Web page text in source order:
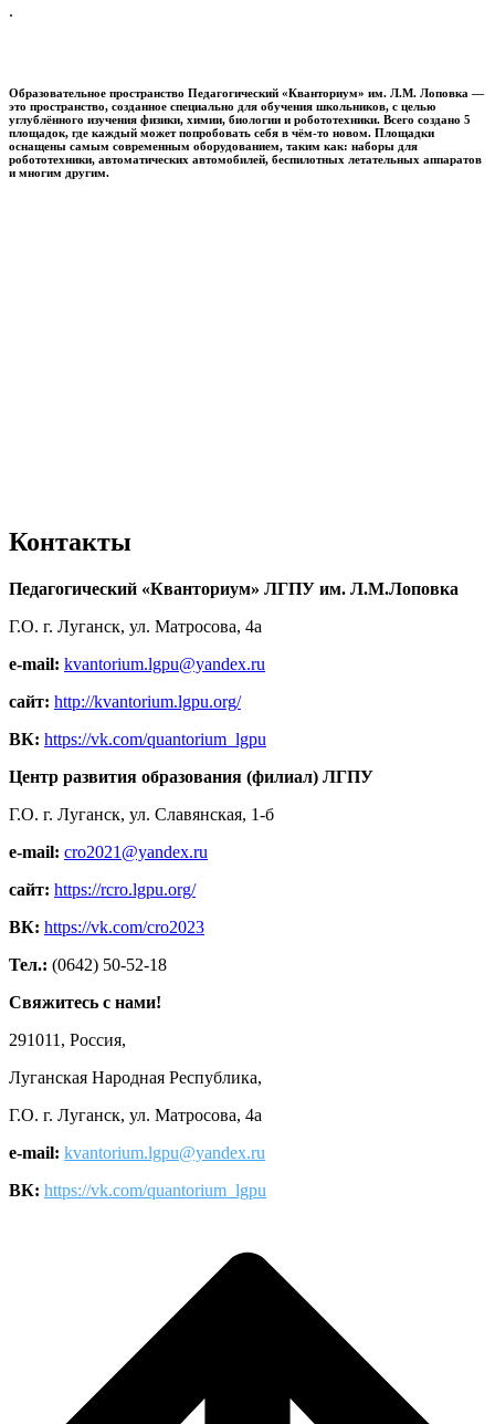
.
Образовательное пространство Педагогический «Кванториум» им. Л.М. Лоповка —
это пространство, созданное специально для обучения школьников, с целью
углублённого изучения физики, химии, биологии и робототехники. Всего создано 5
площадок, где каждый может попробовать себя в чём-то новом. Площадки
оснащены самым современным оборудованием, таким как: наборы для
робототехники, автоматических автомобилей, беспилотных летательных аппаратов
и многим другим.
Контакты
Педагогический «Кванториум» ЛГПУ им. Л.М.Лоповка
Г.О. г. Луганск, ул. Матросова, 4а
e-mail: kvantorium.lgpu@yandex.ru
сайт: http://kvantorium.lgpu.org/
ВК: https://vk.com/quantorium_lgpu
Центр развития образования (филиал) ЛГПУ
Г.О. г. Луганск, ул. Славянская, 1-б
e-mail: cro2021@yandex.ru
сайт: https://rcro.lgpu.org/
ВК: https://vk.com/cro2023
Тел.: (0642) 50-52-18
Свяжитесь с нами!
291011, Россия,
Луганская Народная Республика,
Г.О. г. Луганск, ул. Матросова, 4а
e-mail: kvantorium.lgpu@yandex.ru
ВК: https://vk.com/quantorium_lgpu